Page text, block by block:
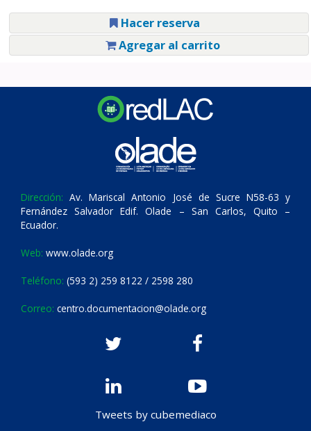
Hacer reserva
Agregar al carrito
Dirección: Av. Mariscal Antonio José de Sucre N58-63 y
Fernández Salvador Edif. Olade – San Carlos, Quito –
Ecuador.
Web: www.olade.org
Teléfono: (593 2) 259 8122 / 2598 280
Correo: centro.documentacion@olade.org
Tweets by cubemediaco